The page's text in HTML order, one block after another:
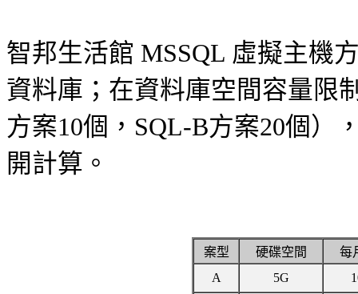
智邦生活館 MSSQL 虛擬主機
資料庫；在資料庫空間容量限
方案10個，SQL-B方案20個）
開計算。
案型 硬碟空間
每
A
5G